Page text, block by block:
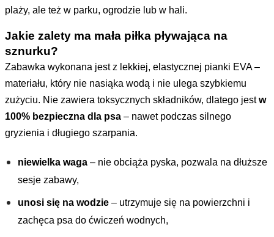
plaży, ale też w parku, ogrodzie lub w hali.
Jakie zalety ma mała piłka pływająca na
sznurku?
Zabawka wykonana jest z lekkiej, elastycznej pianki EVA –
materiału, który nie nasiąka wodą i nie ulega szybkiemu
zużyciu. Nie zawiera toksycznych składników, dlatego jestw
100% bezpieczna dla psa – nawet podczas silnego
gryzienia i długiego szarpania.
niewielka waga– nie obciąża pyska, pozwala na dłuższe
sesje zabawy,
unosi się na wodzie– utrzymuje się na powierzchni i
zachęca psa do ćwiczeń wodnych,